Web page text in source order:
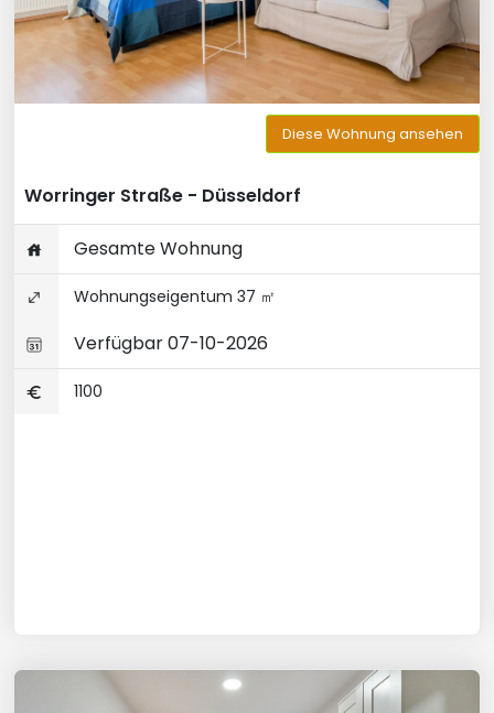
Diese Wohnung ansehen
Worringer Straße - Düsseldorf
Gesamte Wohnung
Wohnungseigentum 37 ㎡
Verfügbar 07-10-2026
1100